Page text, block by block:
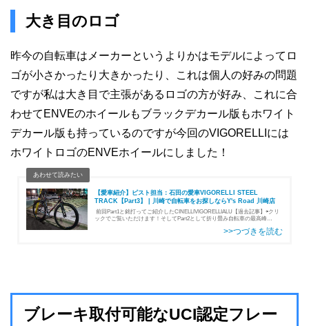
大き目のロゴ
昨今の自転車はメーカーというよりかはモデルによってロ
ゴが小さかったり大きかったり、これは個人の好みの問題
ですが私は大き目で主張があるロゴの方が好み、これに合
わせてENVEのホイールもブラックデカール版もホワイト
デカール版も持っているのですが今回のVIGORELLIには
ホワイトロゴのENVEホイールにしました！
【愛車紹介】ピスト担当：石田の愛車VIGORELLI STEEL
TRACK【Part3】 | 川崎で自転車をお探しならY's Road 川崎店
前回Part1と銘打ってご紹介したCINELLIVIGORELLIALU【過去記事】⇦クリ
ックでご覧いただけます！そしてPart2として折り畳み自転車の最高峰
ブレーキ取付可能なUCI認定フレー